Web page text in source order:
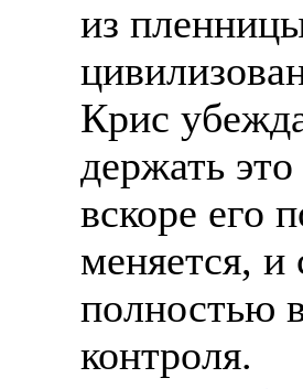
из
Крис
держать
вскоре его
меняется, и
полностью
контроля.